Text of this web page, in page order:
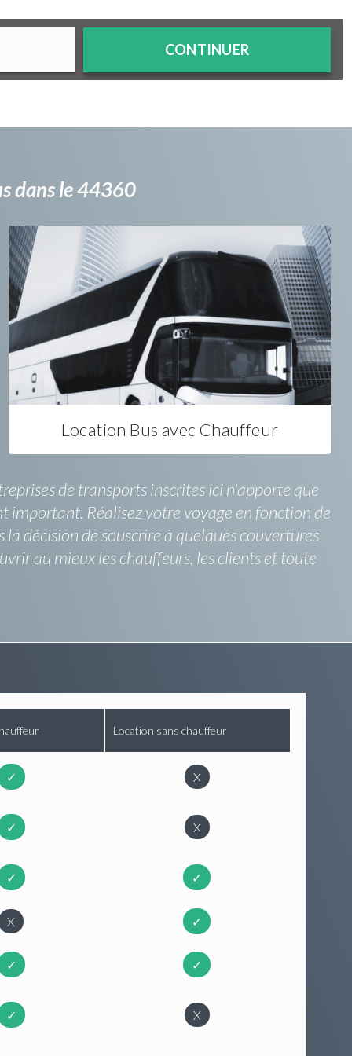
CONTINUER
dans le 44360
Location Bus avec Chauffeur
de transports inscrites ici n'apporte que
important. Réalisez votre voyage en fonction de
décision de souscrire à quelques couvertures
au mieux les chauffeurs, les clients et toute
Location sans chauffeur
✓ X
✓ X
✓ ✓
X ✓
✓ ✓
✓ X